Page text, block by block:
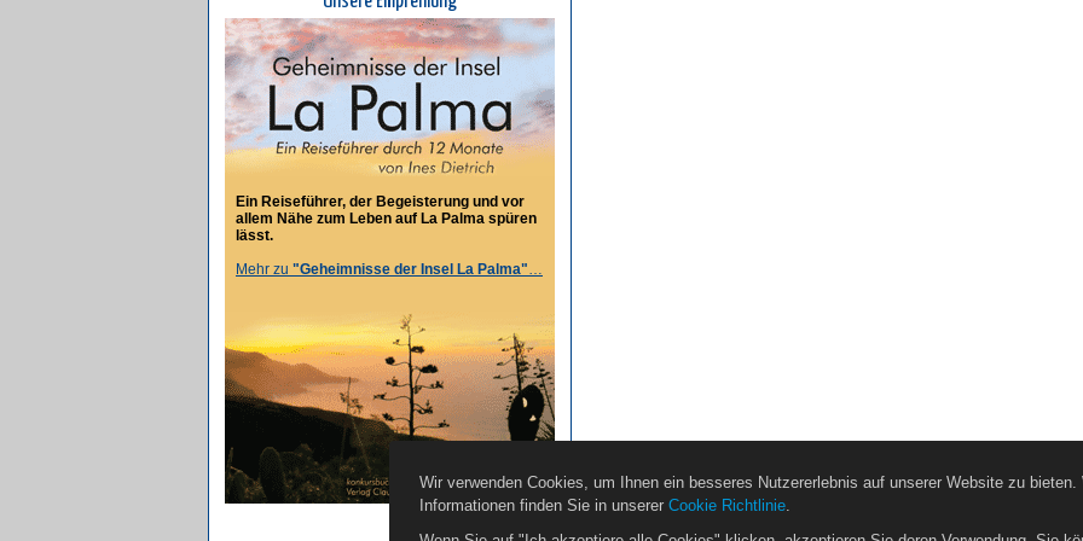
Ein Reiseführer, der Begeisterung und vor
allem Nähe zum Leben auf La Palma spüren
lässt.
Mehr zu "Geheimnisse der Insel La Palma"…
Wir verwenden Cookies, um Ihnen ein besseres Nutzererlebnis auf unserer Website zu bieten.
Informationen finden Sie in unserer Cookie Richtlinie.